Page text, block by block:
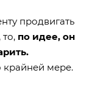
продвигать
по идее, он
крайней мере.